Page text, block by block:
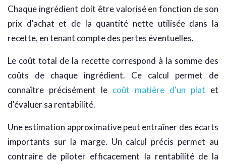
Chaque ingrédient doit être valorisé en fonction de son
prix d'achat et de la quantité nette utilisée dans la
recette, en tenant compte des pertes éventuelles.
Le coût total de la recette correspond à la somme des
coûts de chaque ingrédient. Ce calcul permet de
connaître précisément le coût matière d'un plat et
d'évaluer sa rentabilité.
Une estimation approximative peut entraîner des écarts
importants sur la marge. Un calcul précis permet au
contraire de piloter efficacement la rentabilité de la